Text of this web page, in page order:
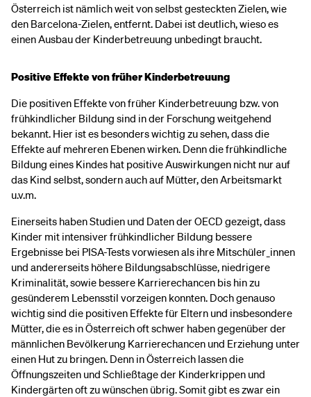
Österreich ist nämlich weit von selbst gesteckten Zielen, wie
den Barcelona-Zielen, entfernt. Dabei ist deutlich, wieso es
einen Ausbau der Kinderbetreuung unbedingt braucht.
Positive Effekte von früher Kinderbetreuung
Die positiven Effekte von früher Kinderbetreuung bzw. von
frühkindlicher Bildung sind in der Forschung weitgehend
bekannt. Hier ist es besonders wichtig zu sehen, dass die
Effekte auf mehreren Ebenen wirken. Denn die frühkindliche
Bildung eines Kindes hat positive Auswirkungen nicht nur auf
das Kind selbst, sondern auch auf Mütter, den Arbeitsmarkt
u.v.m.
Einerseits haben Studien und Daten der OECD gezeigt, dass
Kinder mit intensiver frühkindlicher Bildung bessere
Ergebnisse bei PISA-Tests vorwiesen als ihre Mitschüler_innen
und andererseits höhere Bildungsabschlüsse, niedrigere
Kriminalität, sowie bessere Karrierechancen bis hin zu
gesünderem Lebensstil vorzeigen konnten. Doch genauso
wichtig sind die positiven Effekte für Eltern und insbesondere
Mütter, die es in Österreich oft schwer haben gegenüber der
männlichen Bevölkerung Karrierechancen und Erziehung unter
einen Hut zu bringen. Denn in Österreich lassen die
Öffnungszeiten und Schließtage der Kinderkrippen und
Kindergärten oft zu wünschen übrig. Somit gibt es zwar ein